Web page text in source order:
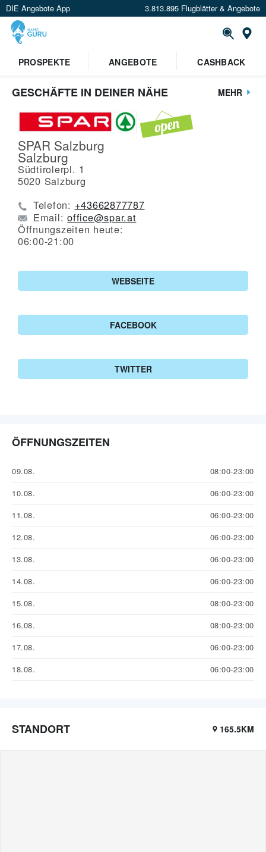
DIE Angebote App 3.813.895 Flugblätter & Angebote
PROSPEKTE
ANGEBOTE CASHBACK
GESCHÄFTE IN DEINER NÄHE MEHR
SPAR Salzburg
Salzburg
Südtirolerpl. 1
5020 Salzburg
Telefon: +43662877787
Email:office@spar.at
Öffnungszeiten heute:
06:00-21:00
WEBSEITE
FACEBOOK
TWITTER
ÖFFNUNGSZEITEN
09.08.
08:00-23:00
10.08.
06:00-23:00
11.08.
06:00-23:00
12.08.
06:00-23:00
13.08.
06:00-23:00
14.08.
06:00-23:00
15.08.
08:00-23:00
16.08.
08:00-23:00
17.08.
06:00-23:00
18.08.
06:00-23:00
STANDORT 165.5KM